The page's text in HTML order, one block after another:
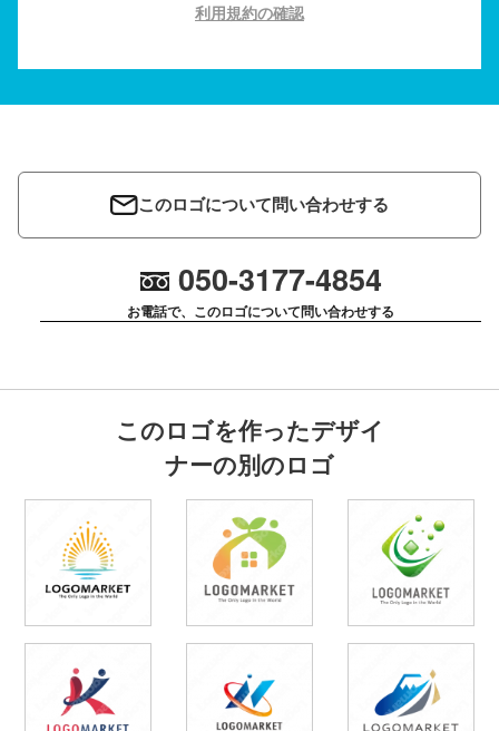
利用規約の確認
このロゴについて問い合わせする
050-3177-4854
お電話で、このロゴについて問い合わせする
このロゴを作ったデザイ
ナーの別のロゴ